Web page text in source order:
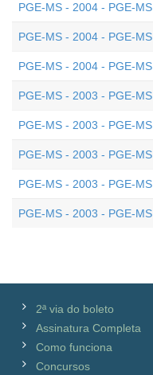
PGE-MS - 2004 - PGE-
PGE-MS - 2004 - PGE-
PGE-MS - 2004 - PGE-
PGE-MS - 2003 - PGE-
PGE-MS - 2003 - PGE-
PGE-MS - 2003 - PGE-
PGE-MS - 2003 - PGE-
PGE-MS - 2003 - PGE-
2ª via do boleto
Assinatura Completa
Como funciona
Concursos